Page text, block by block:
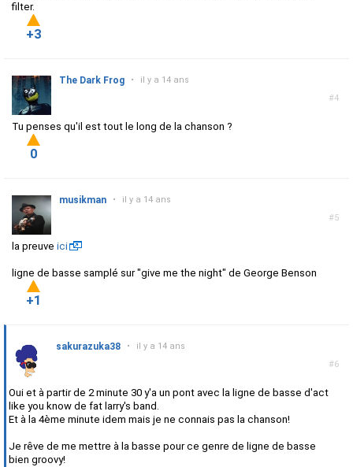
filter.
+3
#4
The Dark Frog • il y a 14 ans
Tu penses qu'il est tout le long de la chanson ?
0
#5
musikman • il y a 14 ans
la preuve ici
ligne de basse samplé sur "give me the night" de George Benson
+1
#6
sakurazuka38 • il y a 14 ans
Oui et à partir de 2 minute 30 y'a un pont avec la ligne de basse d'act
like you know de fat larry's band.
Et à la 4ème minute idem mais je ne connais pas la chanson!
Je rêve de me mettre à la basse pour ce genre de ligne de basse
bien groovy!